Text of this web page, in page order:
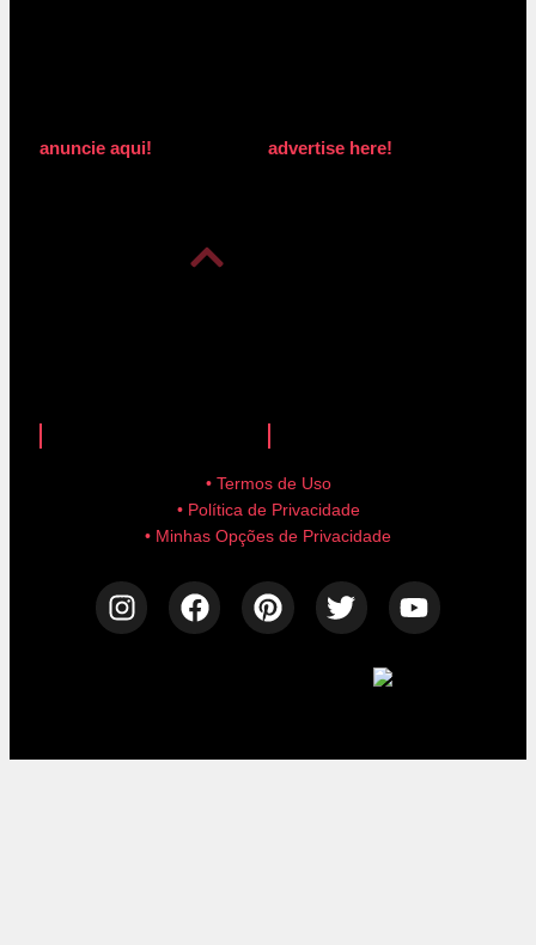
anuncie aqui! advertise here!
• Termos de Uso
• Política de Privacidade
• Minhas Opções de Privacidade